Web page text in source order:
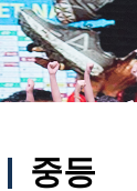
중등